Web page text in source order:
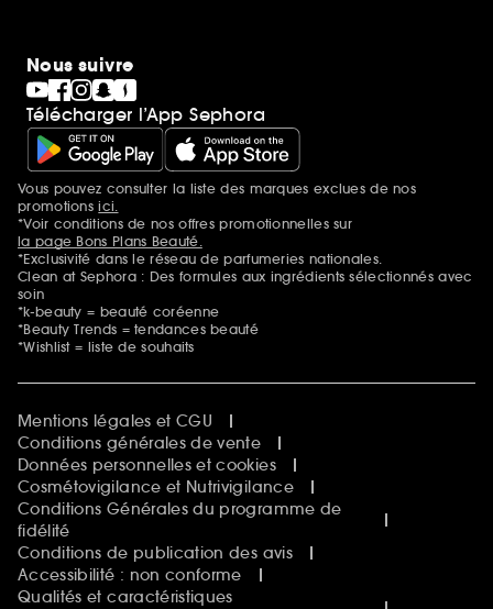
Nous suivre
Télécharger l’App Sephora
Mentions additionnelles
Vous pouvez consulter la liste des marques exclues de nos
promotionsici.
*Voir conditions de nos offres promotionnelles sur
la page Bons Plans Beauté.
*Exclusivité dans le réseau de parfumeries nationales.
Clean at Sephora : Des formules aux ingrédients sélectionnés avec
soin
*k-beauty = beauté coréenne
*Beauty Trends = tendances beauté
*Wishlist = liste de souhaits
Mentions légales et CGU
Conditions générales de vente
Données personnelles et cookies
Cosmétovigilance et Nutrivigilance
Conditions Générales du programme de
fidélité
Conditions de publication des avis
Accessibilité : non conforme
Qualités et caractéristiques